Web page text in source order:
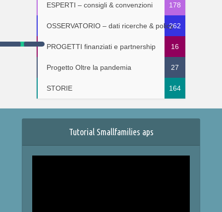
ESPERTI – consigli & convenzioni 178
OSSERVATORIO – dati ricerche & policy262
PROGETTI finanziati e partnership 16
Progetto Oltre la pandemia 27
STORIE 164
Tutorial Smallfamilies aps